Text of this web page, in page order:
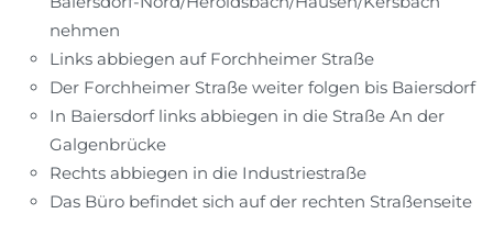
nehmen
Links abbiegen auf Forchheimer Straße
Der Forchheimer Straße weiter folgen bis Baiersdorf
In Baiersdorf links abbiegen in die Straße An der
Galgenbrücke
Rechts abbiegen in die Industriestraße
Das Büro befindet sich auf der rechten Straßenseite